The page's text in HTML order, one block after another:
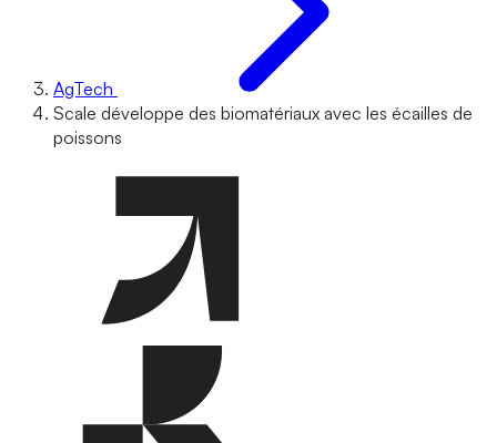
AgTech
Scale développe des biomatériaux avec les écailles de
poissons